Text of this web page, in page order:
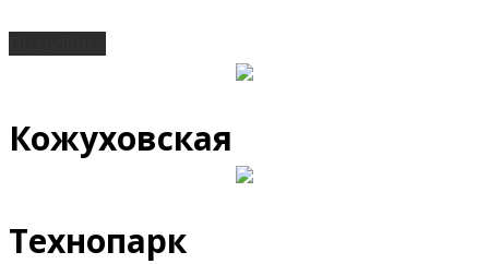
Кожуховская
Технопарк